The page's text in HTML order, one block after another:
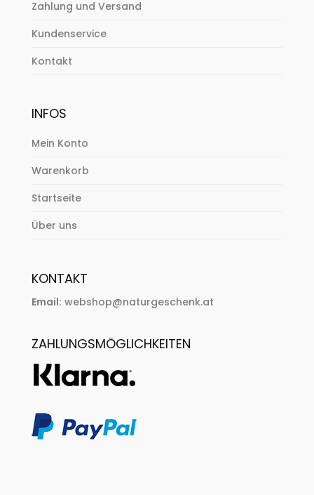
Zahlung und Versand
Kundenservice
Kontakt
INFOS
Mein Konto
Warenkorb
Startseite
Über uns
KONTAKT
Email: webshop@naturgeschenk.at
ZAHLUNGSMÖGLICHKEITEN